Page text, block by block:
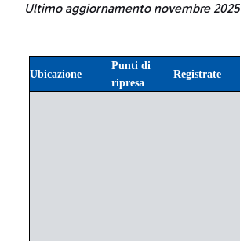
Ultimo aggiornamento novembre 2025
Ubicazione
Punti di
ripresa
Registrate